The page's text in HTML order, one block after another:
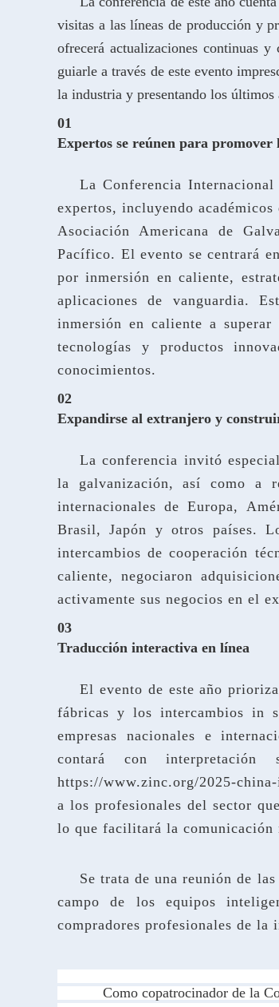
visitas a las líneas de producción y
ofrecerá actualizaciones continuas
guiarle a través de este evento
la industria y presentando los últimos
01
Expertos se reúnen para promover
La Conferencia
expertos, incluyendo
Asociación Americana de
Pacífico. El evento se centrará
por inmersión en caliente,
aplicaciones de vanguardia.
inmersión en caliente a
tecnologías y productos
conocimientos.
02
Expandirse al extranjero y
La conferencia invitó
la galvanización, así como a
internacionales de Europa,
Brasil, Japón y otros países.
intercambios de cooperación
caliente, negociaron
activamente sus negocios en el
03
Traducción interactiva en línea
El evento de este año
fábricas y los intercambios in
empresas nacionales e
contará con
https://www.zinc.org/2025-
a los profesionales del sector
lo que facilitará la
Se trata de una reunión de
campo de los equipos
compradores profesionales de la
Como copatrocinador de la